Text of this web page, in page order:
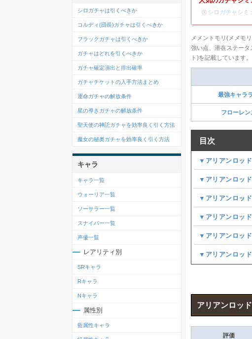
・ シロガチャシミ
メメントモリ(メメモ
強い点、潜在ステー
ト)を記載しています。
最強キャラ
フローレ
目次
▼アリアンロッ
▼アリアンロッ
▼アリアンロッ
▼アリアンロッ
▼アリアンロッ
▼アリアンロッ
アリアンロッ
評価
シロガチャは引くべきか
コルディ(団長)ガチャは引くべきか
フラックガチャは引くべきか
ガチャはどれを引くべきか
ガチャ確定演出と排出確率
ガチャチケットの入手方法まとめ
運命ガチャの解放条件
星の導きガチャの解放条件
聖天使の神託ガチャを効率良く引く方法
魔女の秘奥ガチャを効率良く引く方法
キャラ
キャラ一覧
ウォーリア一覧
ソーサラー一覧
スナイパー一覧
声優一覧
レアリティ別
SRキャラ
Rキャラ
Nキャラ
属性別
藍属性キャラ